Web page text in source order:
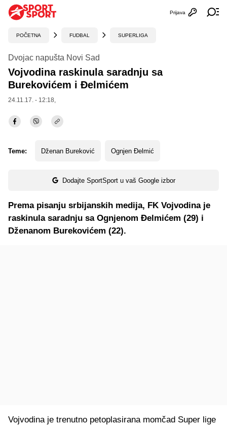
Otvori
Prijava
POČETNA FUDBAL SUPERLIGA
Dvojac napušta Novi Sad
Vojvodina raskinula saradnju sa
Burekovićem i Đelmićem
24.11.17. - 12:18,
Teme: Dženan Bureković Ognjen Đelmić
Dodajte SportSport u vaš Google izbor
Prema pisanju srbijanskih medija, FK Vojvodina je
raskinula saradnju sa Ognjenom Đelmićem (29) i
Dženanom Burekovićem (22).
Vojvodina je trenutno petoplasirana momčad Super lige